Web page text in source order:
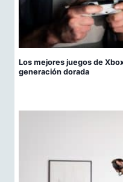
Los mejores juegos de
generación dorada